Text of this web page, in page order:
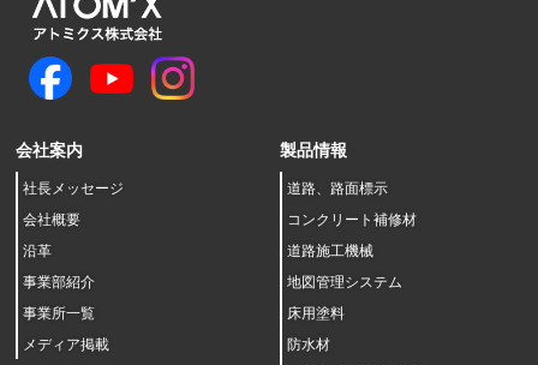
会社案内
社長メッセージ
会社概要
沿革
事業部紹介
事業所一覧
メディア掲載
製品情報
道路、路面標示
コンクリート補修材
道路施工機械
地図管理システム
床用塗料
防水材